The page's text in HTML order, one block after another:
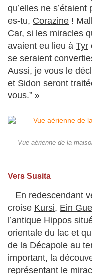
qu’elles ne
es-tu, Corazine !
Car, si les miracles
avaient eu lieu à Tyr
se seraient
Aussi, je vous le
et Sidon seront
vous.” »
Vue aérienne de la
Vers Susita
En redescendant
croise Kursi, Ein
l’antique Hippos
orientale du lac et
de la Décapole au
important, la
représentant le